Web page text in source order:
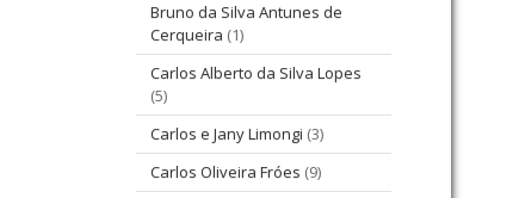
Bruno da Silva Antunes de
Cerqueira (1)
Carlos Alberto da Silva Lopes
(5)
Carlos e Jany Limongi (3)
Carlos Oliveira Fróes (9)